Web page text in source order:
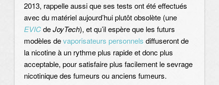
2013, rappelle aussi que ses tests ont été effectués
avec du matériel aujourd’hui plutôt obsolète (une
EVICdeJoyTech), et qu’il espère que les futurs
modèles devaporisateurs personnels diffuseront de
la nicotine à un rythme plus rapide et donc plus
acceptable, pour satisfaire plus facilement le sevrage
nicotinique des fumeurs ou anciens fumeurs.